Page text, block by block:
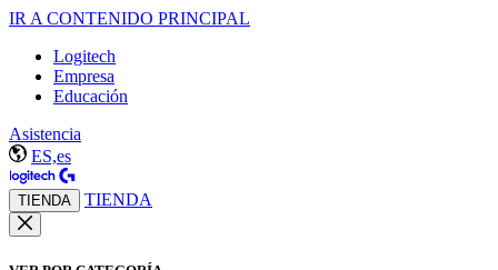
IR A CONTENIDO PRINCIPAL
Logitech
Empresa
Educación
Asistencia
ES,es
TIENDA TIENDA